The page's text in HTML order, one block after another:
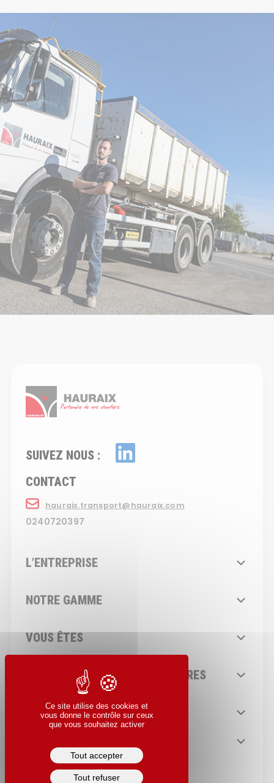
SUIVEZ NOUS :
CONTACT
hauraix.transport@hauraix.com
0240720397
L’ENTREPRISE
NOTRE GAMME
VOUS ÊTES
NOS SERVICES COMPLÉMENTAIRES
NAVIGATION
DÉCOUVRIR LES POSTES
Ce site utilise des cookies et
vous donne le contrôle sur ceux
que vous souhaitez activer
Tout accepter
Tout refuser